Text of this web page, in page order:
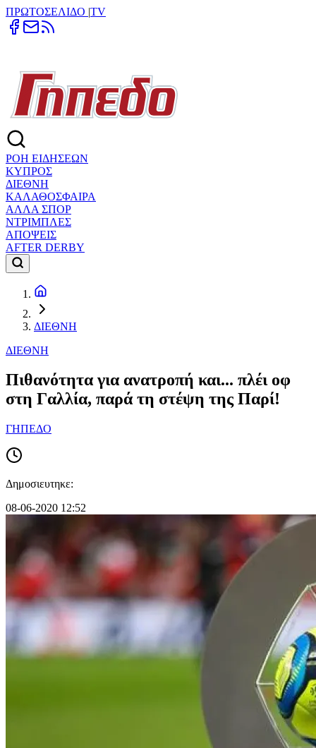
ΠΡΩΤΟΣΕΛΙΔΟ |TV
ΡΟΗ ΕΙΔΗΣΕΩΝ
ΚΥΠΡΟΣ
ΔΙΕΘΝΗ
ΚΑΛΑΘΟΣΦΑΙΡΑ
ΑΛΛΑ ΣΠΟΡ
ΝΤΡΙΜΠΛΕΣ
ΑΠΟΨΕΙΣ
AFTER DERBY
ΔΙΕΘΝΗ
ΔΙΕΘΝΗ
Πιθανότητα για ανατροπή και... πλέι οφ
στη Γαλλία, παρά τη στέψη της Παρί!
ΓΗΠΕΔΟ
Δημοσιευτηκε:
08-06-2020 12:52